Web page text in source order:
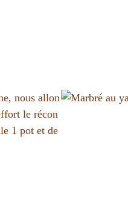
nous allon
le récon
1 pot et de